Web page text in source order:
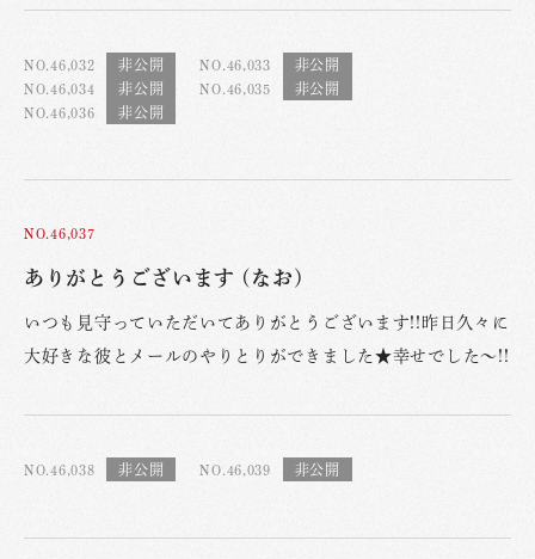
NO.46,032
NO.46,033
NO.46,034
NO.46,035
NO.46,036
NO.46,037
ありがとうございます (なお)
いつも見守っていただいてありがとうございます!!昨日久々に
大好きな彼とメールのやりとりができました★幸せでした〜!!
NO.46,038 NO.46,039